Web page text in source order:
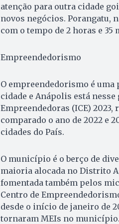
atenção para outra cidade
novos negócios. Porangatu,
com o tempo de 2 horas e
Empreendedorismo
O empreendedorismo é uma
cidade e Anápolis está
Empreendedoras (ICE)
comparado o ano de 2022 e
cidades do País.
O município é o berço de
maioria alocada no Distrito
fomentada também pelos
Centro de
desde o início de janeiro de
tornaram MEIs no